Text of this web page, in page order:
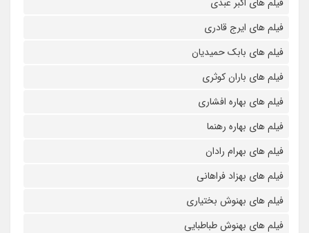
فیلم های ایرج قادری
فیلم های بابک حمیدیان
فیلم های باران کوثری
فیلم های بهاره افشاری
فیلم های بهاره رهنما
فیلم های بهرام رادان
فیلم های بهزاد فراهانی
فیلم های بهنوش بختیاری
فیلم های بهنوش طباطبایی